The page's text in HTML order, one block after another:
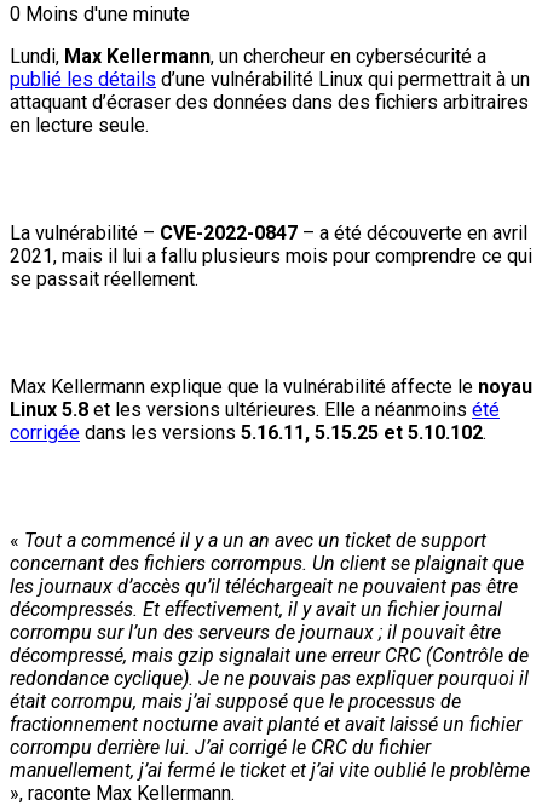
0 Moins d'une minute
Lundi, Max Kellermann, un chercheur en cybersécurité a
publié les détails d’une vulnérabilité Linux qui permettrait à un
attaquant d’écraser des données dans des fichiers arbitraires
en lecture seule.
La vulnérabilité – CVE-2022-0847 – a été découverte en avril
2021, mais il lui a fallu plusieurs mois pour comprendre ce qui
se passait réellement.
Max Kellermann explique que la vulnérabilité affecte le noyau
Linux 5.8 et les versions ultérieures. Elle a néanmoins été
corrigée dans les versions 5.16.11, 5.15.25 et 5.10.102.
« Tout a commencé il y a un an avec un ticket de support
concernant des fichiers corrompus. Un client se plaignait que
les journaux d’accès qu’il téléchargeait ne pouvaient pas être
décompressés. Et effectivement, il y avait un fichier journal
corrompu sur l’un des serveurs de journaux ; il pouvait être
décompressé, mais gzip signalait une erreur CRC (Contrôle de
redondance cyclique). Je ne pouvais pas expliquer pourquoi il
était corrompu, mais j’ai supposé que le processus de
fractionnement nocturne avait planté et avait laissé un fichier
corrompu derrière lui. J’ai corrigé le CRC du fichier
manuellement, j’ai fermé le ticket et j’ai vite oublié le problème
», raconte Max Kellermann.